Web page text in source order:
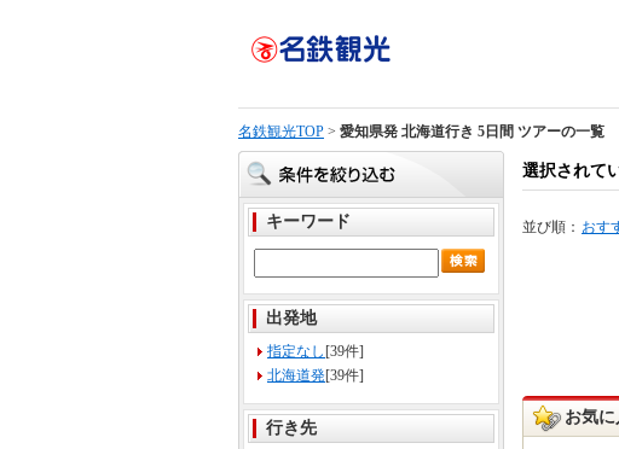
名鉄観光TOP > 愛知県発 北海道行き 5日間 ツアーの一覧
キーワード
出発地
指定なし [39件]
北海道発[39件]
行き先
選択されて
並び順： おす
お気